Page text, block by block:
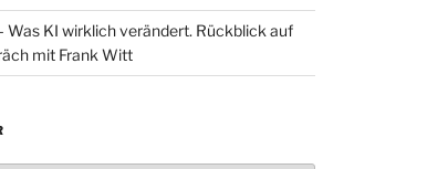
Was KI wirklich verändert. Rückblick auf
mit Frank Witt